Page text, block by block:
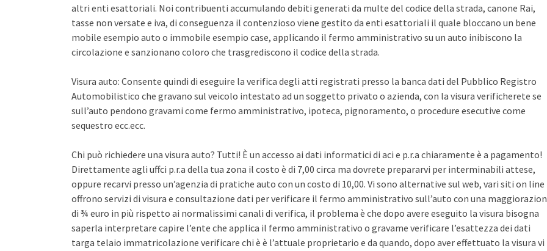
altri enti esattoriali. Noi contribuenti accumulando debiti generati da multe del codice della strada, canone Rai,
tasse non versate e iva, di conseguenza il contenzioso viene gestito da enti esattoriali il quale bloccano un bene
mobile esempio auto o immobile esempio case, applicando il fermo amministrativo su un auto inibiscono la
circolazione e sanzionano coloro che trasgrediscono il codice della strada.
Visura auto: Consente quindi di eseguire la verifica degli atti registrati presso la banca dati del Pubblico Registro
Automobilistico che gravano sul veicolo intestato ad un soggetto privato o azienda, con la visura verificherete se
sull’auto pendono gravami come fermo amministrativo, ipoteca, pignoramento, o procedure esecutive come
sequestro ecc.ecc.
Chi può richiedere una visura auto? Tutti! È un accesso ai dati informatici di aci e p.r.a chiaramente è a pagamento!
Direttamente agli uffci p.r.a della tua zona il costo è di 7,00 circa ma dovrete prepararvi per interminabili attese,
oppure recarvi presso un’agenzia di pratiche auto con un costo di 10,00. Vi sono alternative sul web, vari siti on line
offrono servizi di visura e consultazione dati per verificare il fermo amministrativo sull’auto con una
di ¾ euro in più rispetto ai normalissimi canali di verifica, il problema è che dopo avere eseguito la visura bisogna
saperla interpretare capire l’ente che applica il fermo amministrativo o gravame verificare l’esattezza dei dati
targa telaio immatricolazione verificare chi è è l’attuale proprietario e da quando, dopo aver effettuato la visura vi